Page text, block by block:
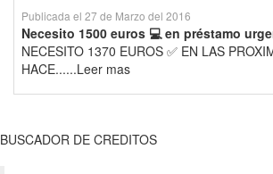
Publicada el 27 de Marzo del 2016
Necesito 1500 euros 💻 en préstamo
NECESITO 1370 EUROS ✅ EN LAS
HACE......Leer mas
BUSCADOR DE CREDITOS